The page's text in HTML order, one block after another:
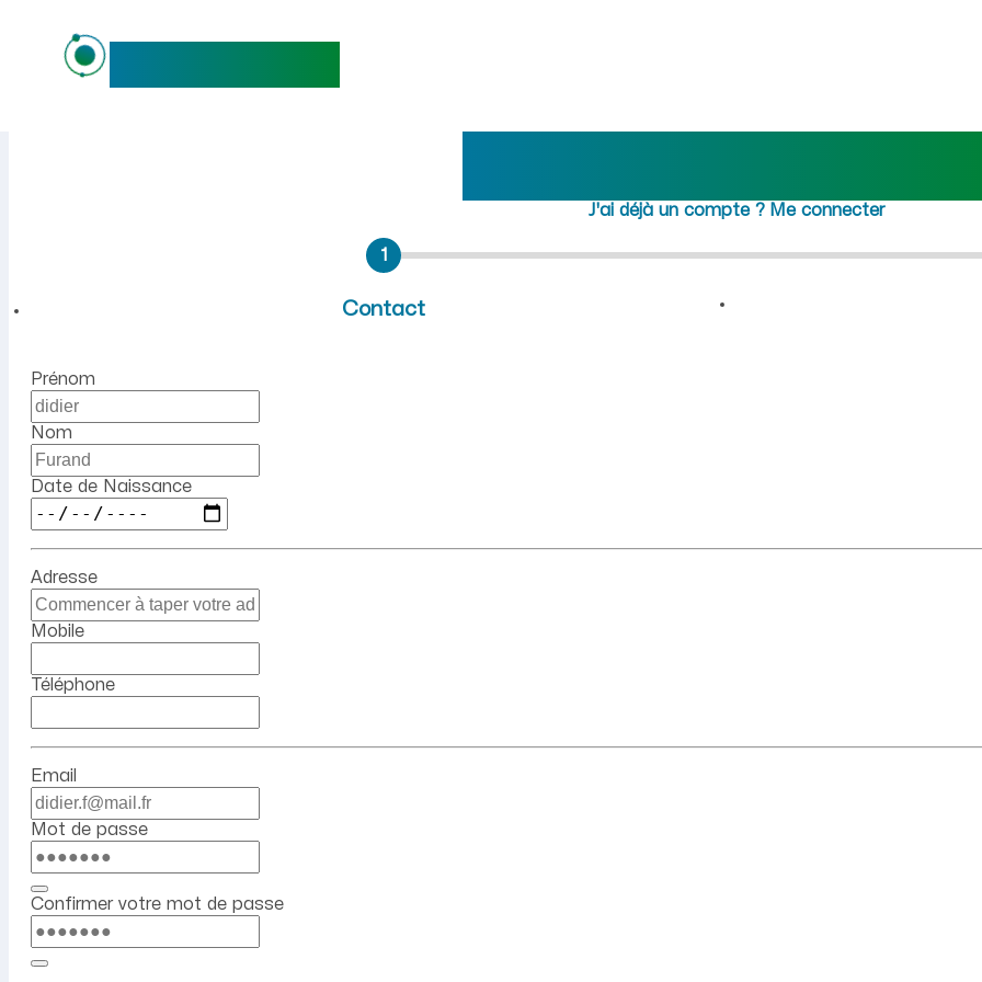
Emploi à Torcieu (Ain) : recrutement femme de ménage
Rejoindre maideoàTorcieu
J'ai déjà un compte ? Me connecter
1
Contact
Prénom
Nom
Date de Naissance
Adresse
Mobile
Téléphone
Email
Mot de passe
Confirmer votre mot de passe